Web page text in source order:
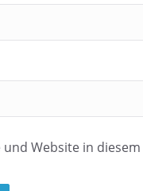
und Website in